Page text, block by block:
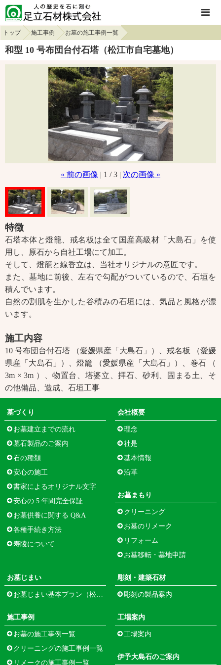
トップ 施工事例 お墓の施工事例一覧
和型 10 号布団台付石塔（松江市自宅墓地）
« 前の画像 | 1 / 3 | 次の画像 »
特徴
石塔本体と燈籠、戒名板は全て国産高級材「大島石」を使
用し、原石から自社工場にて加工。
そして、燈籠と線香立は、当社オリジナルの意匠です。
また、墓地に前後、左右で勾配がついているので、石垣を
積んでいます。
自然の割肌を生かした谷積みの石垣には、気品と風格が漂
います。
施工内容
10 号布団台付石塔 （愛媛県産「大島石」）、戒名板 （愛媛
県産「大島石」）、燈籠 （愛媛県産「大島石」）、巻石 （
3m × 3m ）、物置台、塔婆立、拝石、砂利、固まる土、そ
の他備品、造成、石垣工事
墓づくり
お墓建立までの流れ
墓石製品のご案内
石の種類
安心の施工
書家によるオリジナル文字
安心の 5 年間完全保証
お墓供養に関する Q&A
各種手続き方法
寿陵について
会社概要
理念
社是
基本情報
沿革
お墓まもり
クリーニング
お墓のリメーク
リフォーム
お墓移転・墓地申請
お墓じまい
お墓じまい基本プラン（松江市寺町）
彫刻・建築石材
彫刻の製品案内
施工事例
お墓の施工事例一覧
クリーニングの施工事例一覧
リメークの施工事例一覧
工場案内
工場案内
伊予大島石のご案内